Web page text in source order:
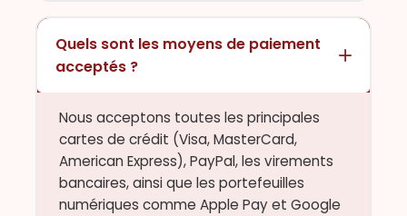
Quels sont les moyens de paiement
acceptés ?
Nous acceptons toutes les principales
cartes de crédit (Visa, MasterCard,
American Express), PayPal, les virements
bancaires, ainsi que les portefeuilles
numériques comme Apple Pay et Google